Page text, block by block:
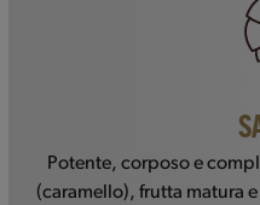
Potente, corposo e
(caramello), frutta matura